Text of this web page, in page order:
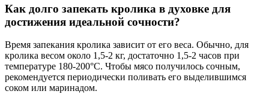
Как долго запекать кролика в духовке для
достижения идеальной сочности?
Время запекания кролика зависит от его веса. Обычно, для
кролика весом около 1,5-2 кг, достаточно 1,5-2 часов при
температуре 180-200°C. Чтобы мясо получилось сочным,
рекомендуется периодически поливать его выделившимся
соком или маринадом.